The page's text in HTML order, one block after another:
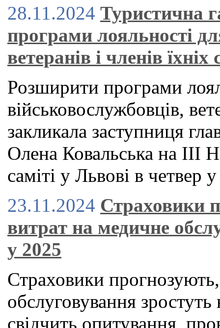
28.11.2024 Туристична
програми лояльності
ветеранів і членів
Розширити програми
військовослужбовців,
закликала заступниця
Олена Ковальська на ІІІ
саміті у Львові в четвер
23.11.2024 Страховики
витрат на медичне
у 2025
Страховики
обслуговування
свідчить опитування,